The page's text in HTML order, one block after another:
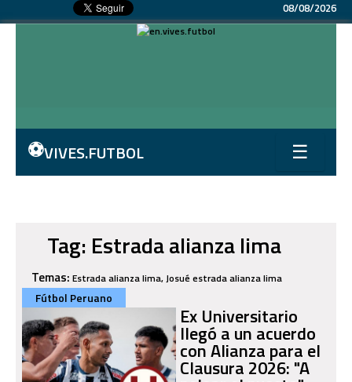
08/08/2026
⚽VIVES.FUTBOL ☰
Tag: Estrada alianza lima
Temas: Estrada alianza lima, Josué estrada alianza lima
Fútbol Peruano
Ex Universitario
llegó a un acuerdo
con Alianza para el
Clausura 2026: "A